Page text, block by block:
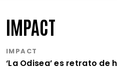
IMPACT
IMPACT
‘La Odisea’ es retrato